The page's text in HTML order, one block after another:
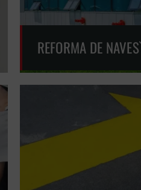
REFORMA DE NAVES